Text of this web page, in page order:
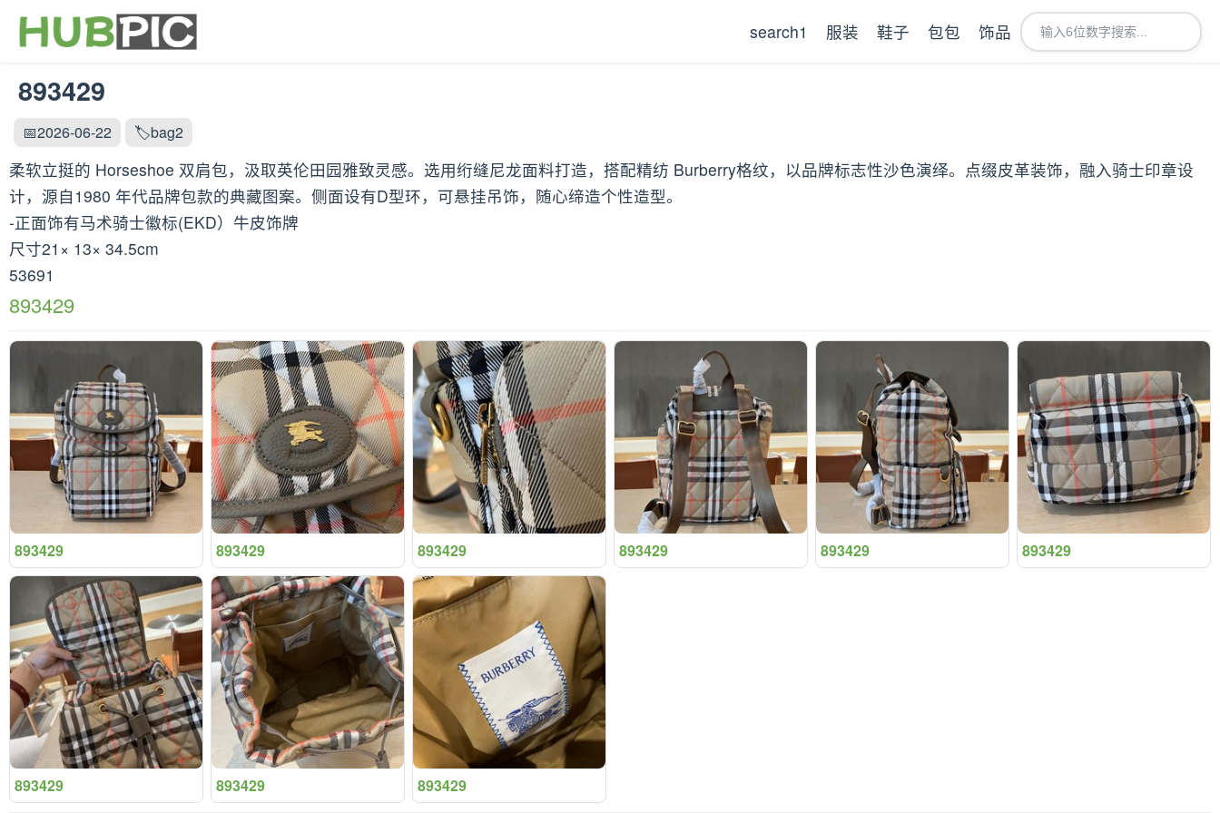
search1 服装 鞋子 包包 饰品
893429
📅2026-06-22 🏷️bag2
柔软立挺的 Horseshoe 双肩包，汲取英伦田园雅致灵感。选用绗缝尼龙面料打造，搭配精纺 Burberry格纹，以品牌标志性沙色演绎。点缀皮革装饰，融入骑士印章设
计，源自1980 年代品牌包款的典藏图案。侧面设有D型环，可悬挂吊饰，随心缔造个性造型。
-正面饰有马术骑士徽标(EKD）牛皮饰牌
尺寸21× 13× 34.5cm
53691
893429
893429 893429 893429 893429 893429 893429
893429 893429 893429